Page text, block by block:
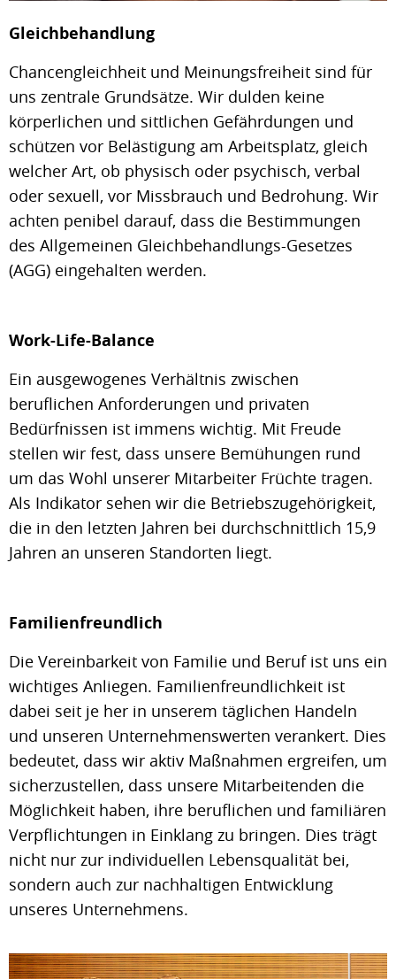
Gleichbehandlung
Chancengleichheit und Meinungsfreiheit sind für
uns zentrale Grundsätze. Wir dulden keine
körperlichen und sittlichen Gefährdungen und
schützen vor Belästigung am Arbeitsplatz, gleich
welcher Art, ob physisch oder psychisch, verbal
oder sexuell, vor Missbrauch und Bedrohung. Wir
achten penibel darauf, dass die Bestimmungen
des Allgemeinen Gleichbehandlungs-Gesetzes
(AGG) eingehalten werden.
Work-Life-Balance
Ein ausgewogenes Verhältnis zwischen
beruflichen Anforderungen und privaten
Bedürfnissen ist immens wichtig. Mit Freude
stellen wir fest, dass unsere Bemühungen rund
um das Wohl unserer Mitarbeiter Früchte tragen.
Als Indikator sehen wir die Betriebszugehörigkeit,
die in den letzten Jahren bei durchschnittlich 15,9
Jahren an unseren Standorten liegt.
Familienfreundlich
Die Vereinbarkeit von Familie und Beruf ist uns ein
wichtiges Anliegen. Familienfreundlichkeit ist
dabei seit je her in unserem täglichen Handeln
und unseren Unternehmenswerten verankert. Dies
bedeutet, dass wir aktiv Maßnahmen ergreifen, um
sicherzustellen, dass unsere Mitarbeitenden die
Möglichkeit haben, ihre beruflichen und familiären
Verpflichtungen in Einklang zu bringen. Dies trägt
nicht nur zur individuellen Lebensqualität bei,
sondern auch zur nachhaltigen Entwicklung
unseres Unternehmens.